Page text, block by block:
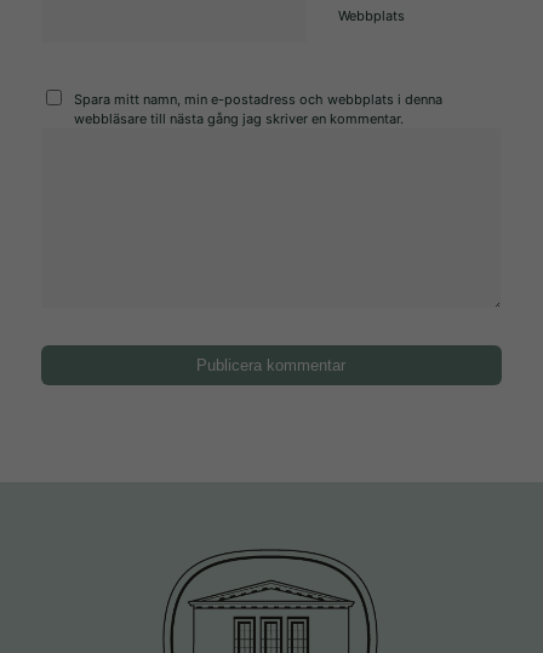
Webbplats
Spara mitt namn, min e-postadress och webbplats i denna
webbläsare till nästa gång jag skriver en kommentar.
intressen och
chansen att få